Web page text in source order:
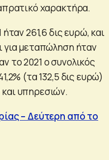
χαρακτήρα.
261,6 δις ευρώ, και
για μεταπώληση ήταν
το 2021 ο συνολικός
(τα 132,5 δις ευρώ)
υπηρεσιών.
– Δεύτερη από το